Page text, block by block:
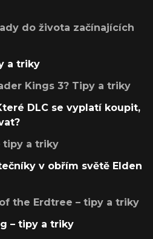
do života začínajících
a triky
Kings 3? Tipy a triky
DLC se vyplatí koupit,
tipy a triky
v obřím světě Elden
the Erdtree – tipy a triky
– tipy a triky